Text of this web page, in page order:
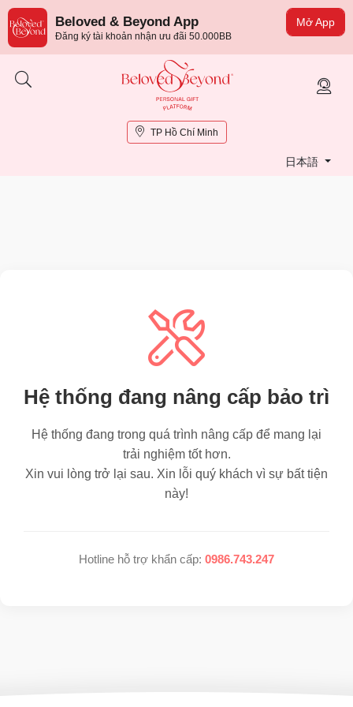
Mở App
Beloved & Beyond App
Đăng ký tài khoản nhận ưu đãi 50.000BB
TP Hồ Chí Minh
日本語
Hệ thống đang nâng cấp bảo trì
Hệ thống đang trong quá trình nâng cấp để mang lại
trải nghiệm tốt hơn.
Xin vui lòng trở lại sau. Xin lỗi quý khách vì sự bất tiện
này!
Hotline hỗ trợ khẩn cấp: 0986.743.247